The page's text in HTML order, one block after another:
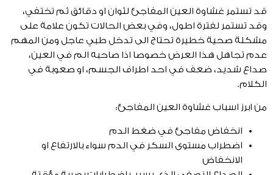
قد تستمر غشاوة العين المفاجئ لثوان او دقائق ثم تختفي،
وقد تستمر لفترة اطول، وفي بعض الحالات تكون علامة على
مشكلة صحية خطيرة تحتاج الى تدخل طبي عاجل ومن المهم
عدم تجاهل هذا العرض خصوصا اذا صاحبه الم في العين،
صداع شديد، ضعف في احد اطراف الجسم، او صعوبة في
الكلام.
من ابرز اسباب غشاوة العين المفاجئ:
انخفاض مفاجئ في ضغط الدم
اضطراب مستوى السكر في الدم سواء بالارتفاع او
الانخفاض